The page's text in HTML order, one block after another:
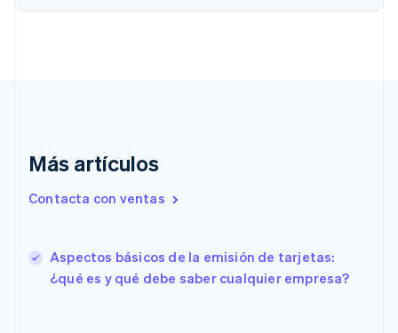
Más artículos
Contacta con ventas
Aspectos básicos de la emisión de tarjetas:
¿qué es y qué debe saber cualquier empresa?
Dinamarca
España
Estados Unidos
Finlandia
EnglishSvenska